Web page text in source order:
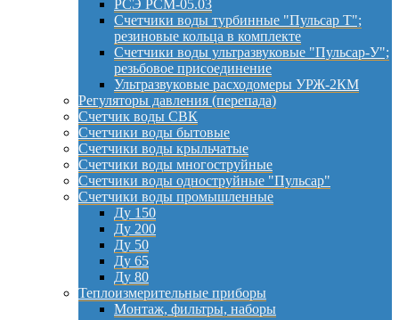
РСЭ РСМ-05.03
Счетчики воды турбинные "Пульсар Т";
резиновые кольца в комплекте
Счетчики воды ультразвуковые "Пульсар-У";
резьбовое присоединение
Ультразвуковые расходомеры УРЖ-2КМ
Регуляторы давления (перепада)
Счетчик воды СВК
Счетчики воды бытовые
Счетчики воды крыльчатые
Счетчики воды многоструйные
Счетчики воды одноструйные "Пульсар"
Счетчики воды промышленные
Ду 150
Ду 200
Ду 50
Ду 65
Ду 80
Теплоизмерительные приборы
Монтаж, фильтры, наборы